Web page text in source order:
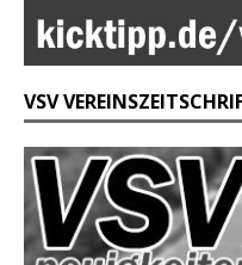
VSV